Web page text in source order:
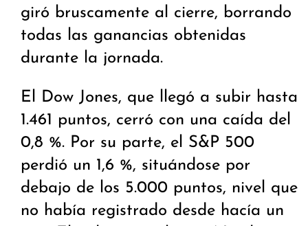
giró bruscamente al cierre, borrando
todas las ganancias obtenidas
durante la jornada.
El Dow Jones, que llegó a subir hasta
1.461 puntos, cerró con una caída del
0,8 %. Por su parte, el S&P 500
perdió un 1,6 %, situándose por
debajo de los 5.000 puntos, nivel que
no había registrado desde hacía un